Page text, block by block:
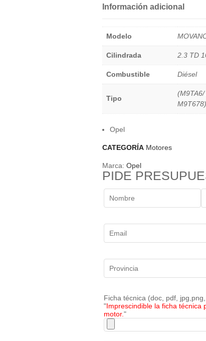
Información adicional
Modelo
Cilindrada 2.3 TD
Combustible Diésel
Tipo
M9T678)
Opel
CATEGORÍA Motores
Marca: Opel
PIDE
Ficha técnica (doc, pdf,
"Imprescindible la ficha técnica
motor."